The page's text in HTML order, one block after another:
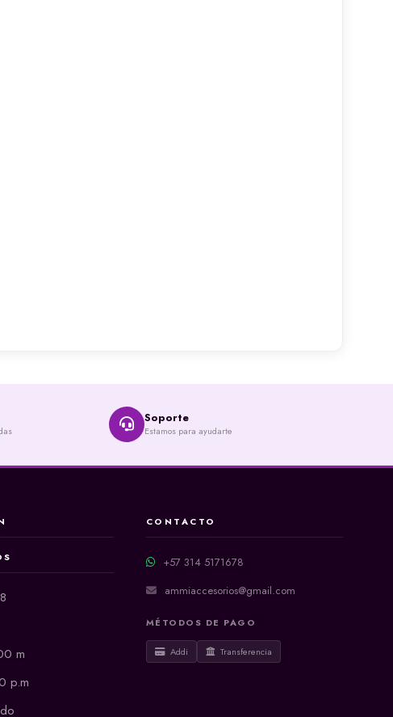
Soporte
Estamos para ayudarte
m
p.m
CONTACTO
+57 314 5171678
ammiaccesorios@gmail.com
MÉTODOS DE PAGO
Addi Transferencia